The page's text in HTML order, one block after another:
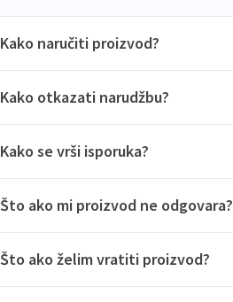
Kako naručiti proizvod?
Kako otkazati narudžbu?
Kako se vrši isporuka?
Što ako mi proizvod ne odgovara?
Što ako želim vratiti proizvod?